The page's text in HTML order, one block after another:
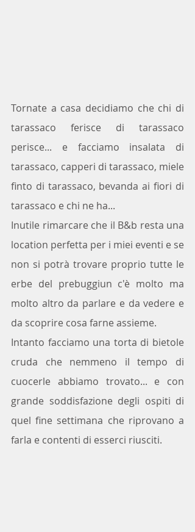
Tornate a casa decidiamo che chi di
tarassaco ferisce di tarassaco
perisce... e facciamo insalata di
tarassaco, capperi di tarassaco, miele
finto di tarassaco, bevanda ai fiori di
tarassaco e chi ne ha...
Inutile rimarcare che il B&b resta una
location perfetta per i miei eventi e se
non si potrà trovare proprio tutte le
erbe del prebuggiun c'è molto ma
molto altro da parlare e da vedere e
da scoprire cosa farne assieme.
Intanto facciamo una torta di bietole
cruda che nemmeno il tempo di
cuocerle abbiamo trovato... e con
grande soddisfazione degli ospiti di
quel fine settimana che riprovano a
farla e contenti di esserci riusciti.